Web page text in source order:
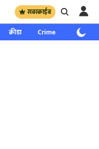
सबस्क्राईब
क्रीडा Crime साप्ताहिक